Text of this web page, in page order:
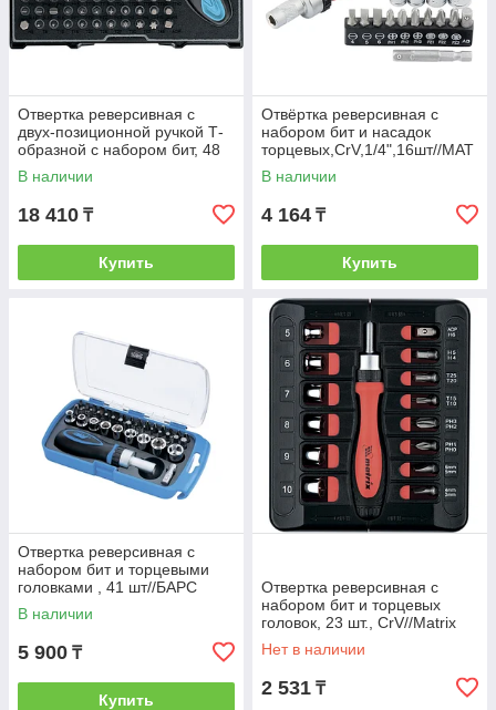
Отвертка реверсивная с
двух-позиционной ручкой Т-
образной с набором бит, 48
шт., S2//Gross
В наличии
18 410 ₸
Купить
Отвёртка реверсивная с
набором бит и насадок
торцевых,CrV,1/4",16шт//MAT
RIX
В наличии
4 164 ₸
Купить
Отвертка реверсивная с
набором бит и торцевыми
головками , 41 шт//БАРС
В наличии
5 900 ₸
Купить
Отвертка реверсивная с
набором бит и торцевых
головок, 23 шт., CrV//Matrix
Нет в наличии
2 531 ₸